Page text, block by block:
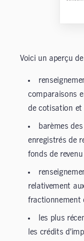
Voici un aperçu
comparaisons
de cotisation et
barèmes
enregistrés de
fonds de revenu
relativement
fractionnement
les plus
les crédits